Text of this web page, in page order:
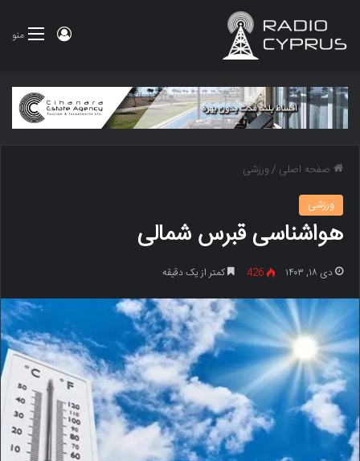
منو ورود
صفحه اصلی /ورزشی
ورزشی
هواشناسی قبرس شمالی
دی ۱۸, ۱۴۰۳ 426 کمتر از یک دقیقه